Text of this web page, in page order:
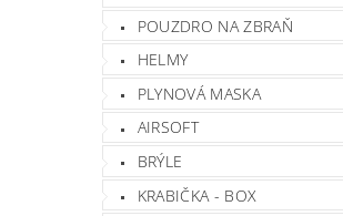
POUZDRO NA ZBRAŇ
HELMY
PLYNOVÁ MASKA
AIRSOFT
BRÝLE
KRABIČKA - BOX